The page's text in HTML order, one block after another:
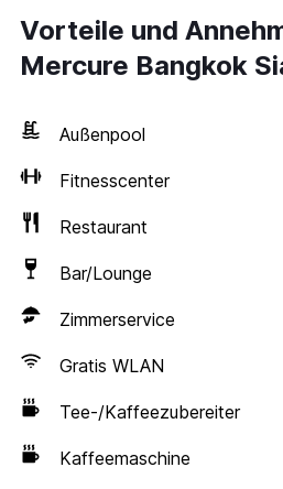
Vorteile und
Mercure Bangkok
Außenpool
Fitnesscenter
Restaurant
Bar/Lounge
Zimmerservice
Gratis WLAN
Tee-/Kaffeezubereiter
Kaffeemaschine